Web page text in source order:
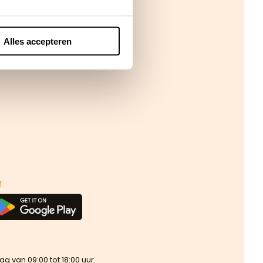
Alles accepteren
van 09:00 tot 18:00 uur.